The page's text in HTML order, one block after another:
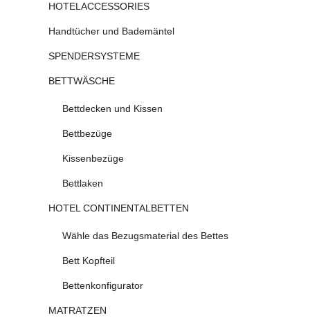
HOTELACCESSORIES
Handtücher und Bademäntel
SPENDERSYSTEME
BETTWÄSCHE
Bettdecken und Kissen
Bettbezüge
Kissenbezüge
Bettlaken
HOTEL CONTINENTALBETTEN
Wähle das Bezugsmaterial des Bettes
Bett Kopfteil
Bettenkonfigurator
MATRATZEN